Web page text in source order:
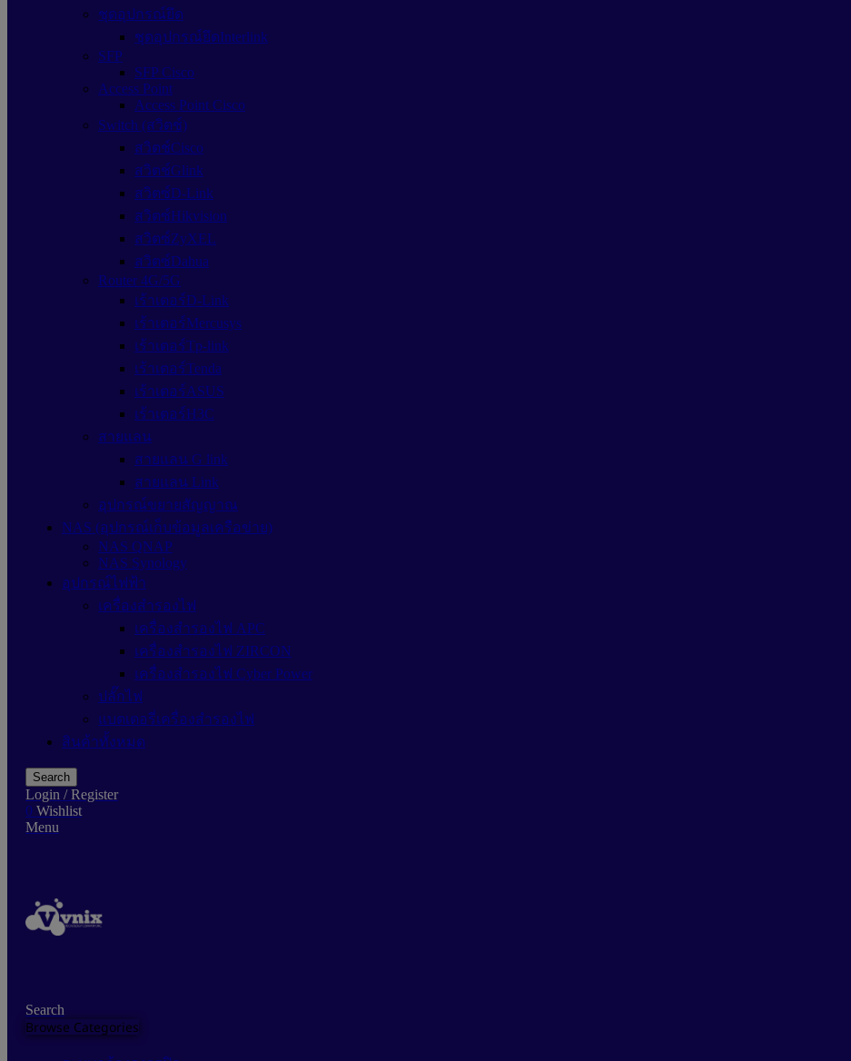
ชุดอุปกรณ์ยึด
ชุดอุปกรณ์ยึดInterlink
SFP
SFP Cisco
Access Point
Access Point Cisco
Switch (สวิตช์)
สวิตช์Cisco
สวิตช์Glink
สวิตซ์D-Link
สวิตซ์Hikvision
สวิตซ์ZyXEL
สวิตซ์Dahua
Router 4G/5G
เร้าเตอร์D-Link
เร้าเตอร์Mercusys
เร้าเตอร์Tp-link
เร้าเตอร์Tenda
เร้าเตอร์ASUS
เร้าเตอร์H3C
สายแลน
สายแลน G link
สายแลน Link
อุปกรณ์ขยายสัญญาณ
NAS (อุปกรณ์เก็บข้อมูลเครือข่าย)
NAS QNAP
NAS Synology
อุปกรณ์ไฟฟ้า
เครื่องสำรองไฟ
เครื่องสำรองไฟ APC
เครื่องสำรองไฟ ZIRCON
เครื่องสำรองไฟ Cyber Power
ปลั๊กไฟ
แบตเตอรี่เครื่องสำรองไฟ
สินค้าทั้งหมด
Search
Login / Register
0 Wishlist
Menu
Search
Browse Categories